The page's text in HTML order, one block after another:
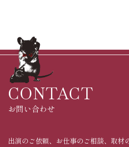
CONTACT
お問い合わせ
出演のご依頼、お仕事のご相談、取材